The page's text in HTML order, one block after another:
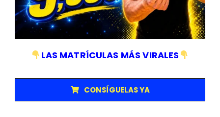
Contáctanos
678983500
L-V: 9:00-14:30
LAS MATRÍCULAS MÁS VIRALES
CONSÍGUELAS YA